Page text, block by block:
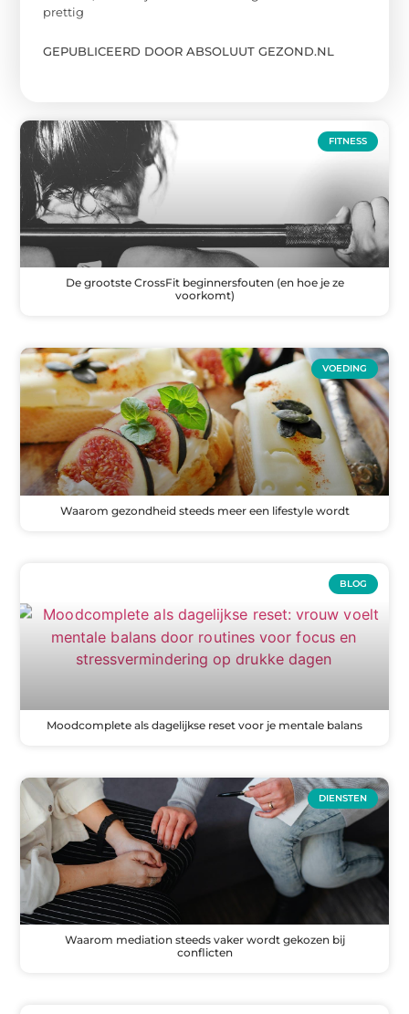
prettig
GEPUBLICEERD DOOR ABSOLUUT GEZOND.NL
FITNESS
De grootste CrossFit beginnersfouten (en hoe je ze
voorkomt)
VOEDING
Waarom gezondheid steeds meer een lifestyle wordt
BLOG
Moodcomplete als dagelijkse reset voor je mentale balans
DIENSTEN
Waarom mediation steeds vaker wordt gekozen bij
conflicten